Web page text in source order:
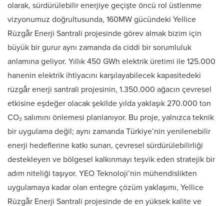
olarak, sürdürülebilir enerjiye geçişte öncü rol üstlenme
vizyonumuz doğrultusunda, 160MW gücündeki Yellice
Rüzgâr Enerji Santrali projesinde görev almak bizim için
büyük bir gurur aynı zamanda da ciddi bir sorumluluk
anlamına geliyor. Yıllık 450 GWh elektrik üretimi ile 125.000
hanenin elektrik ihtiyacını karşılayabilecek kapasitedeki
rüzgâr enerji santrali projesinin, 1.350.000 ağacın çevresel
etkisine eşdeğer olacak şekilde yılda yaklaşık 270.000 ton
CO₂ salımını önlemesi planlanıyor. Bu proje, yalnızca teknik
bir uygulama değil; aynı zamanda Türkiye’nin yenilenebilir
enerji hedeflerine katkı sunan, çevresel sürdürülebilirliği
destekleyen ve bölgesel kalkınmayı teşvik eden stratejik bir
adım niteliği taşıyor. YEO Teknoloji’nin mühendislikten
uygulamaya kadar olan entegre çözüm yaklaşımı, Yellice
Rüzgâr Enerji Santrali projesinde de en yüksek kalite ve